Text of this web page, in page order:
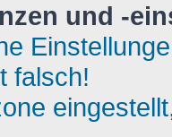
und -
falsch!